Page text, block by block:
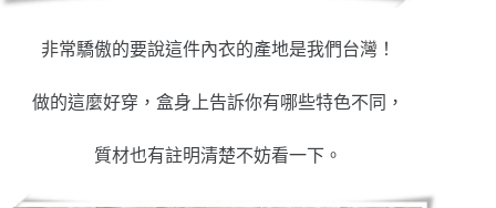
非常驕傲的要說這件內衣的產地是我們台灣！
做的這麼好穿，盒身上告訴你有哪些特色不同，
質材也有註明清楚不妨看一下。